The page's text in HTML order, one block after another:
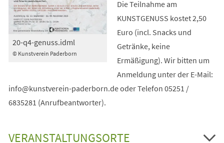
© Kunstverein Paderborn
20-q4-genuss.idml
Die Teilnahme am
KUNSTGENUSS kostet 2,50
Euro (incl. Snacks und
Getränke, keine
Ermäßigung). Wir bitten um
Anmeldung unter der E-Mail:
info@kunstverein-paderborn.de oder Telefon 05251 /
6835281 (Anrufbeantworter).
VERANSTALTUNGSORTE